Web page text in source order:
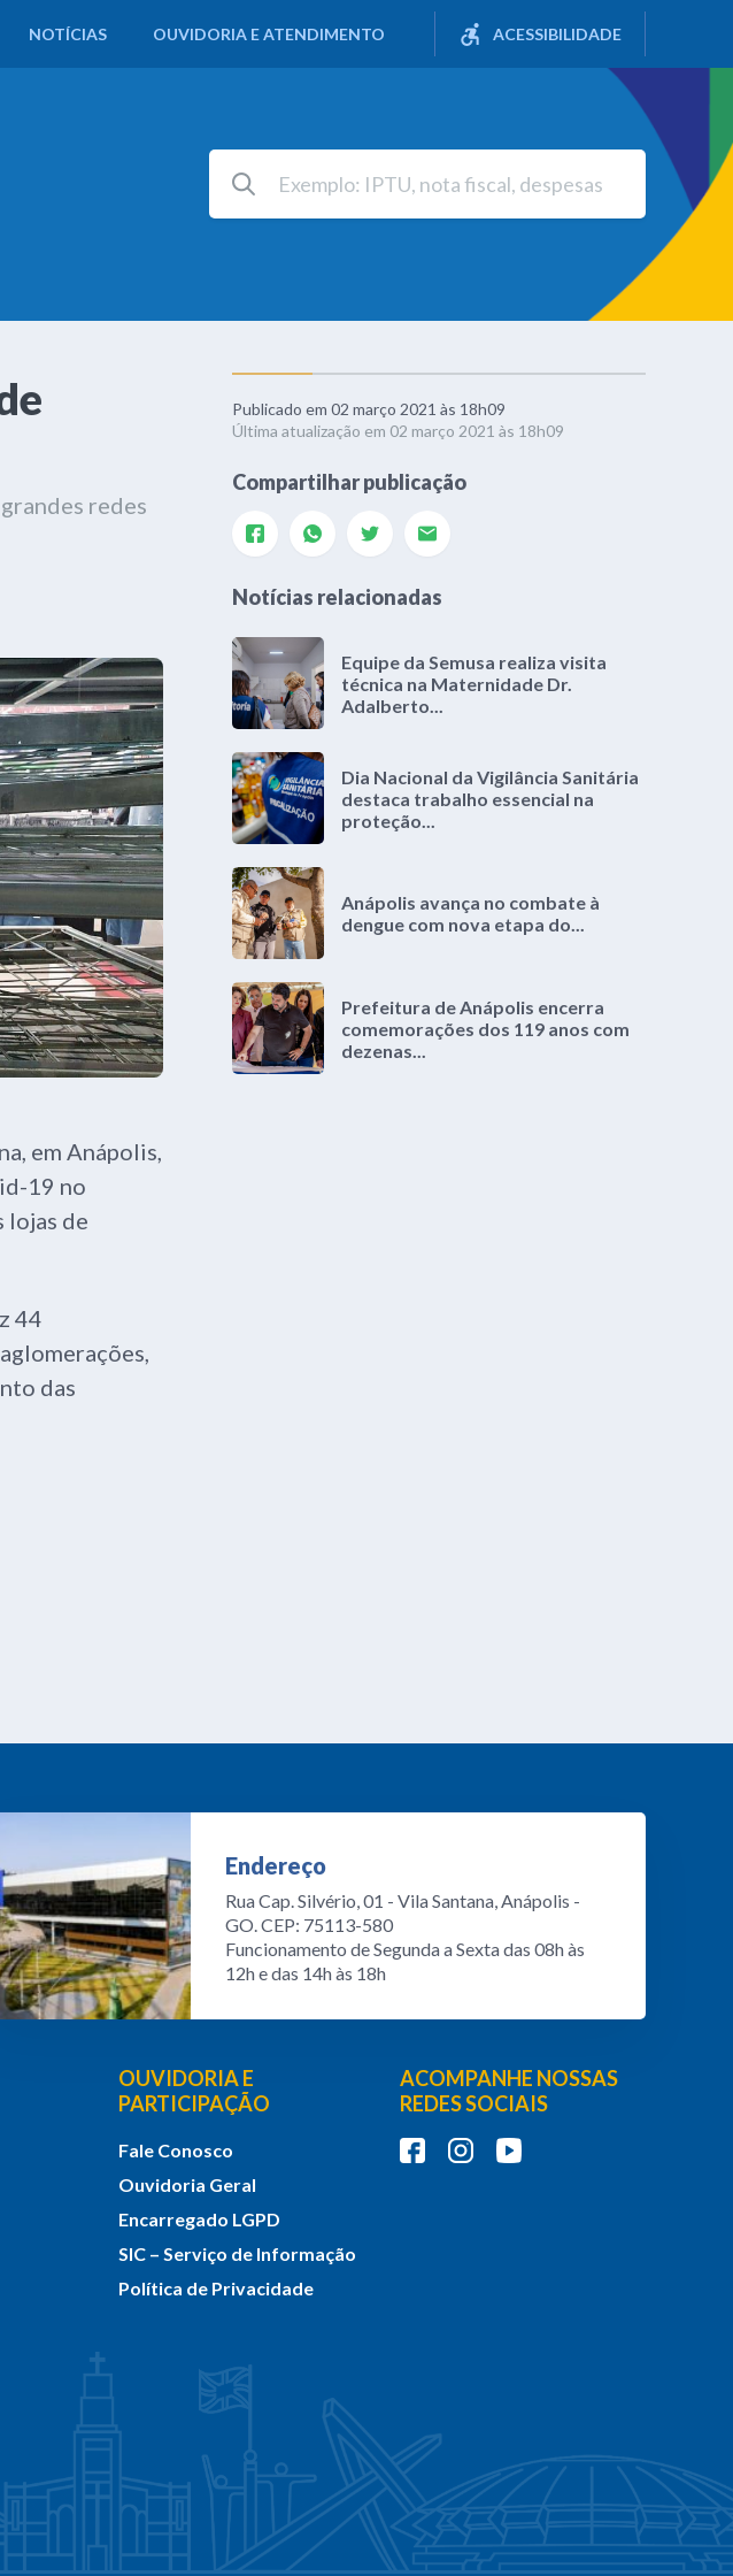
NOTÍCIAS OUVIDORIA E ATENDIMENTO ACESSIBILIDADE
redes
em Anápolis,
19 no
lojas de
44
das
Publicado em 02 março 2021 às 18h09
Última atualização em 02 março 2021 às 18h09
Compartilhar publicação
Notícias relacionadas
Equipe da Semusa realiza visita
técnica na Maternidade Dr.
Adalberto...
Dia Nacional da Vigilância Sanitária
destaca trabalho essencial na
proteção...
Anápolis avança no combate à
dengue com nova etapa do...
Prefeitura de Anápolis encerra
comemorações dos 119 anos com
dezenas...
Endereço
Rua Cap. Silvério, 01 - Vila Santana, Anápolis -
GO. CEP: 75113-580
Funcionamento de Segunda a Sexta das 08h às
12h e das 14h às 18h
OUVIDORIA E
PARTICIPAÇÃO
Fale Conosco
Ouvidoria Geral
Encarregado LGPD
SIC – Serviço de Informação
Política de Privacidade
ACOMPANHE NOSSAS
REDES SOCIAIS